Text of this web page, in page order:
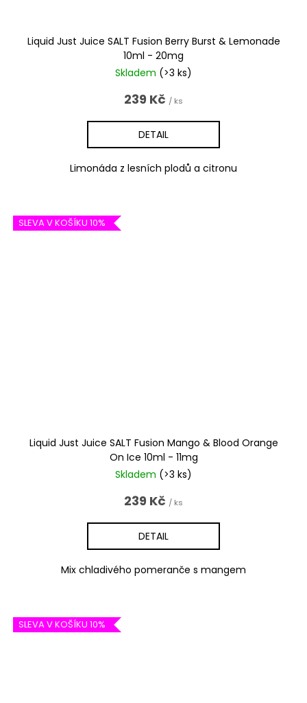
Liquid Just Juice SALT Fusion Berry Burst & Lemonade
10ml - 20mg
Skladem (>3 ks)
239 Kč / ks
DETAIL
Limonáda z lesních plodů a citronu
SLEVA V KOŠÍKU 10%
Liquid Just Juice SALT Fusion Mango & Blood Orange
On Ice 10ml - 11mg
Skladem (>3 ks)
239 Kč / ks
DETAIL
Mix chladivého pomeranče s mangem
SLEVA V KOŠÍKU 10%